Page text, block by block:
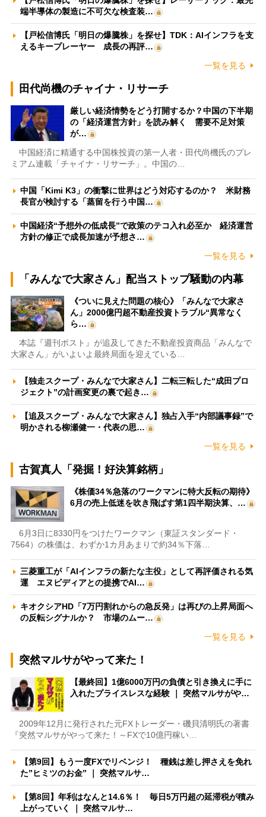
端半導体の製造に不可欠な検査装…
【戸松信博氏「明日の爆騰株」を探せ】TDK：AIインフラを支
えるキープレーヤー 成長の再評…
一覧を見る
田代尚機のチャイナ・リサーチ
厳しい経済情勢をどう打開するか？中国の下半期
の「経済運営方針」を読み解く 需要不足対策
が…
中国経済に精通する中国株投資の第一人者・田代尚機氏のプレ
ミアム連載「チャイナ・リサーチ」。中国の…
中国「Kimi K3」の衝撃に世界はどう対応するのか？ 米財務
長官が検討する「蒸留を行う中国…
中国経済“予想外の低成長”で政策のテコ入れ必至か 経済運営
方針の修正で成長加速が予想さ…
一覧を見る
「みんなで大家さん」配当ストップ騒動の内幕
《ついに見えた問題の核心》「みんなで大家さ
ん」2000億円超不動産投資トラブル“異常なく
ら…
本誌『週刊ポスト』が追及してきた不動産投資商品「みんなで
大家さん」がいよいよ最終局面を迎えている…
【独走スクープ・みんなで大家さん】二転三転した“成田プロ
ジェクト”の計画変更の裏で起き…
【追及スクープ・みんなで大家さん】独占入手“内部議事録”で
明かされる柳瀬健一・代表の思…
一覧を見る
古賀真人「発掘！好決算銘柄」
《株価34％急落のワークマンに特大反転の期待》
6月の売上低迷を吹き飛ばす第1四半期決算、…
6月3日に8330円をつけたワークマン（東証スタンダード・
7564）の株価は、わずか1カ月あまりで約34％下落…
三菱重工が「AIインフラの新たな主役」として再評価される気
運 エヌビディアとの提携でAI…
キオクシアHD「7万円割れからの急反発」は再びの上昇局面へ
の反転シグナルか？ 市場のムー…
一覧を見る
突然マルサがやって来た！
【最終回】1億6000万円の負債と引き換えに手に
入れたプライスレスな経験 ｜ 突然マルサがや…
2009年12月に発行された元FXトレーダー・磯貝清明氏の著書
『突然マルサがやって来た！～FXで10億円稼い…
【第9回】もう一度FXでリベンジ！ 種銭は差し押さえを免れ
た”ヒミツのお金” ｜ 突然マルサ…
【第8回】年利はなんと14.6％！ 毎日5万円超の延滞税が積み
上がっていく ｜ 突然マルサ…